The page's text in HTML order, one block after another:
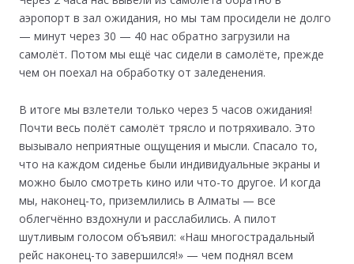
аэропорт в зал ожидания, но мы там просидели не долго
— минут через 30 — 40 нас обратно загрузили на
самолёт. Потом мы ещё час сидели в самолёте, прежде
чем он поехал на обработку от заледенения.
В итоге мы взлетели только через 5 часов ожидания!
Почти весь полёт самолёт трясло и потряхивало. Это
вызывало неприятные ощущения и мысли. Спасало то,
что на каждом сиденье были индивидуальные экраны и
можно было смотреть кино или что-то другое. И когда
мы, наконец-то, приземлились в Алматы — все
облегчённо вздохнули и расслабились. А пилот
шутливым голосом объявил: «Наш многострадальный
рейс наконец-то завершился!» — чем поднял всем